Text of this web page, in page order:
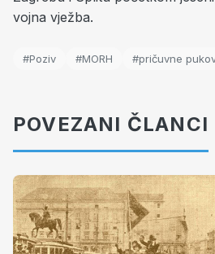
vojna vježba.
#Poziv #MORH #pričuvne
POVEZANI ČLANCI